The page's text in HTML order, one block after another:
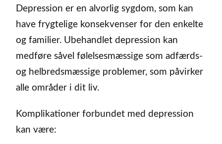
Depression er en alvorlig sygdom, som kan
have frygtelige konsekvenser for den enkelte
og familier. Ubehandlet depression kan
medføre såvel følelsesmæssige som adfærds-
og helbredsmæssige problemer, som påvirker
alle områder i dit liv.
Komplikationer forbundet med depression
kan være: